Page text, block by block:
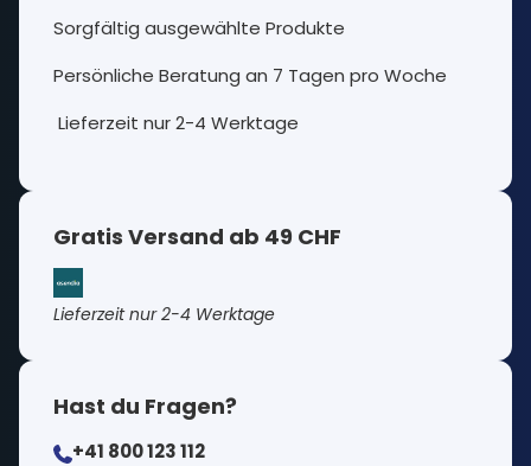
Sorgfältig ausgewählte Produkte
Persönliche Beratung an 7 Tagen pro Woche
Lieferzeit nur 2-4 Werktage
Gratis Versand ab 49 CHF
Lieferzeit nur 2-4 Werktage
Hast du Fragen?
+41 800 123 112